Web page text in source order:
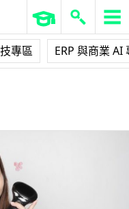
專區 ERP 與商業 AI